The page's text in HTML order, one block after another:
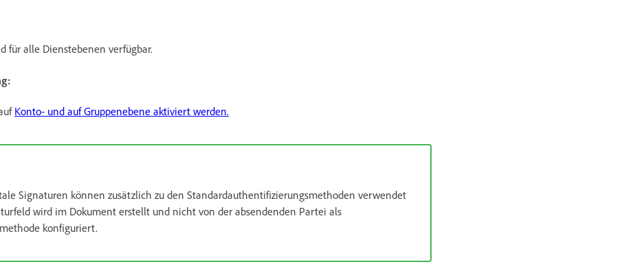
für alle Dienstebenen verfügbar.
Konto- und auf Gruppenebene aktiviert werden.
Signaturen können zusätzlich zu den Standardauthentifizierungsmethoden verwendet
wird im Dokument erstellt und nicht von der absendenden Partei als
konfiguriert.